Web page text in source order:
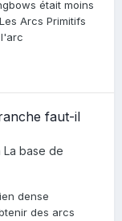
était moins
Arcs Primitifs
faut-il
La base de
dense
des arcs